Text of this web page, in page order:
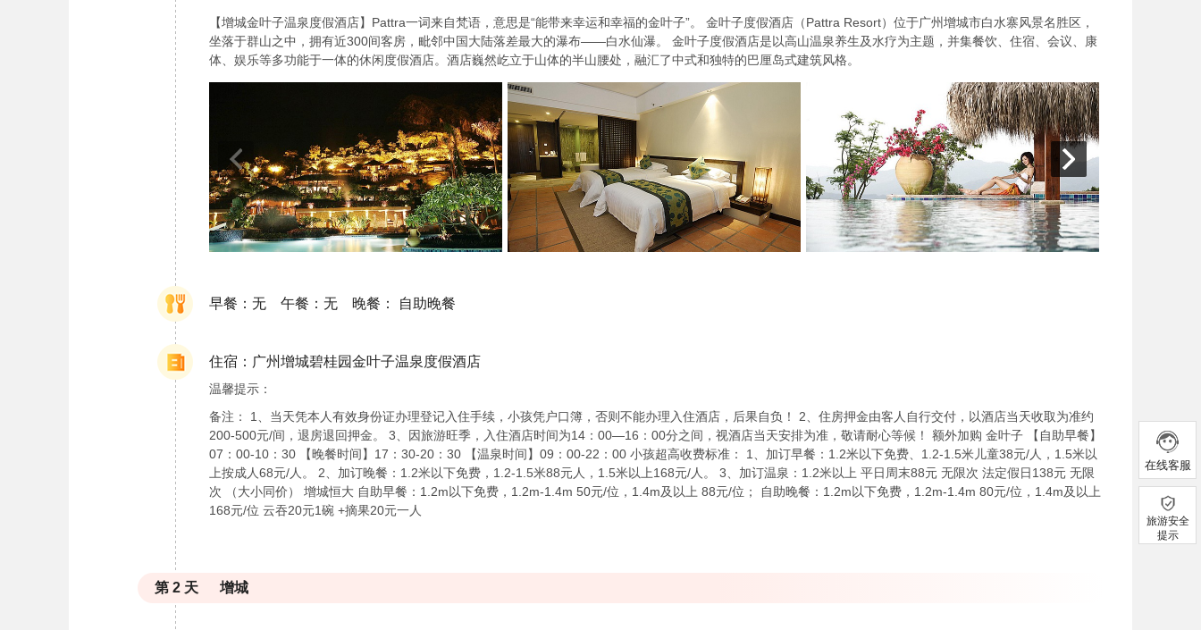
【增城金叶子温泉度假酒店】Pattra一词来自梵语，意思是“能带来幸运和幸福的金叶子”。 金叶子度假酒店（Pattra Resort）位于广州增城市白水寨风景名胜区，
坐落于群山之中，拥有近300间客房，毗邻中国大陆落差最大的瀑布——白水仙瀑。 金叶子度假酒店是以高山温泉养生及水疗为主题，并集餐饮、住宿、会议、康
体、娱乐等多功能于一体的休闲度假酒店。酒店巍然屹立于山体的半山腰处，融汇了中式和独特的巴厘岛式建筑风格。
早餐：无 午餐：无 晚餐： 自助晚餐
住宿：广州增城碧桂园金叶子温泉度假酒店
温馨提示：
备注： 1、当天凭本人有效身份证办理登记入住手续，小孩凭户口簿，否则不能办理入住酒店，后果自负！ 2、住房押金由客人自行交付，以酒店当天收取为准约
200-500元/间，退房退回押金。 3、因旅游旺季，入住酒店时间为14：00—16：00分之间，视酒店当天安排为准，敬请耐心等候！ 额外加购 金叶子 【自助早餐】
07：00-10：30 【晚餐时间】17：30-20：30 【温泉时间】09：00-22：00 小孩超高收费标准： 1、加订早餐：1.2米以下免费、1.2-1.5米儿童38元/人，1.5米以
上按成人68元/人。 2、加订晚餐：1.2米以下免费，1.2-1.5米88元人，1.5米以上168元/人。 3、加订温泉：1.2米以上 平日周末88元 无限次 法定假日138元 无限
次 （大小同价） 增城恒大 自助早餐：1.2m以下免费，1.2m-1.4m 50元/位，1.4m及以上 88元/位； 自助晚餐：1.2m以下免费，1.2m-1.4m 80元/位，1.4m及以上
168元/位 云吞20元1碗 +摘果20元一人
第 2 天 增城
在线客服
旅游安全
提示